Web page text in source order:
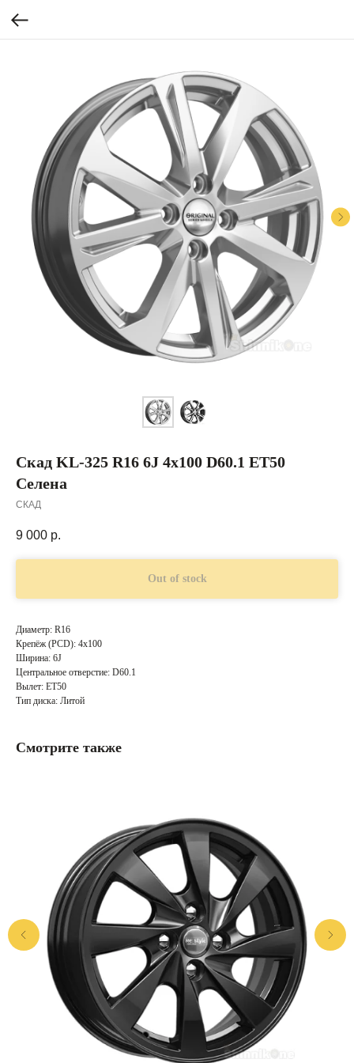
Скад KL-325 R16 6J 4x100 D60.1 ET50
Селена
СКАД
9 000 р.
Out of stock
Диаметр: R16
Крепёж (PCD): 4x100
Ширина: 6J
Центральное отверстие: D60.1
Вылет: ET50
Тип диска: Литой
Смотрите также